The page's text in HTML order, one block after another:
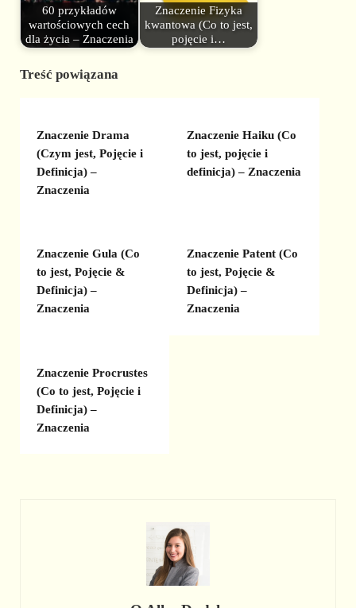
60 przykładów
wartościowych cech
dla życia – Znaczenia
Znaczenie Fizyka
kwantowa (Co to jest,
pojęcie i…
Treść powiązana
Znaczenie Drama
(Czym jest, Pojęcie i
Definicja) –
Znaczenia
Znaczenie Haiku (Co
to jest, pojęcie i
definicja) – Znaczenia
Znaczenie Gula (Co
to jest, Pojęcie &
Definicja) –
Znaczenia
Znaczenie Patent (Co
to jest, Pojęcie &
Definicja) –
Znaczenia
Znaczenie Procrustes
(Co to jest, Pojęcie i
Definicja) –
Znaczenia